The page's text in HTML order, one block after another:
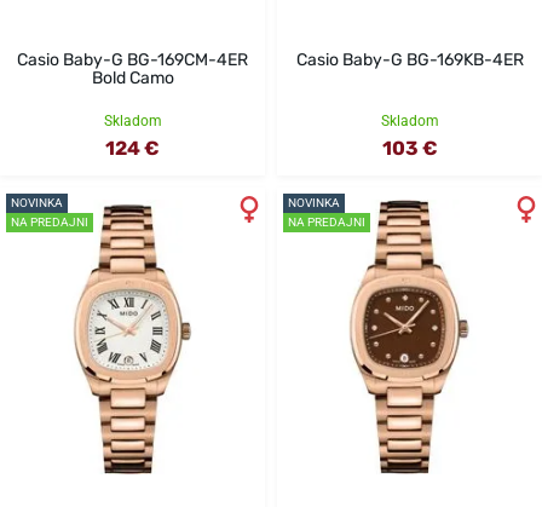
Casio Baby-G BG-169CM-4ER
Bold Camo
Skladom
124 €
Casio Baby-G BG-169KB-4ER
Skladom
103 €
NOVINKA
NA PREDAJNI
NOVINKA
NA PREDAJNI